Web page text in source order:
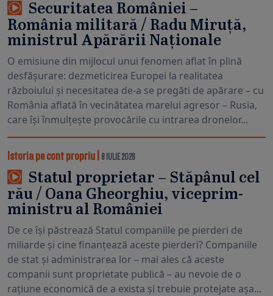
Securitatea României –
România militară / Radu Miruță,
ministrul Apărării Naționale
O emisiune din mijlocul unui fenomen aflat în plină
desfășurare: dezmeticirea Europei la realitatea
războiului și necesitatea de-a se pregăti de apărare – cu
România aflată în vecinătatea marelui agresor – Rusia,
care își înmulțește provocările cu intrarea dronelor...
Istoria pe cont propriu 8 IULIE 2026
Statul proprietar – Stăpânul cel
rău / Oana Gheorghiu, viceprim-
ministru al României
De ce își păstrează Statul companiile pe pierderi de
miliarde și cine finanțează aceste pierderi? Companiile
de stat și administrarea lor – mai ales că aceste
companii sunt proprietate publică – au nevoie de o
rațiune economică de a exista și trebuie protejate așa...